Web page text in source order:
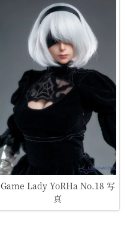
Game Lady YoRHa No.18 写
真